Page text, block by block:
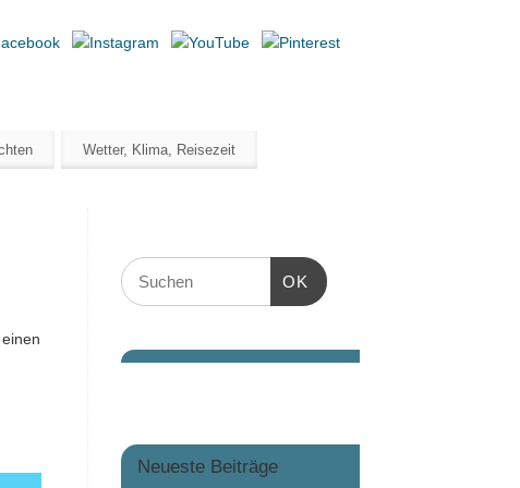
Wetter, Klima, Reisezeit
OK
Neueste Beiträge